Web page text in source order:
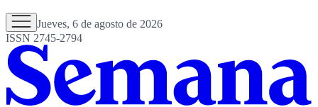
Jueves, 6 de agosto de 2026
ISSN 2745-2794